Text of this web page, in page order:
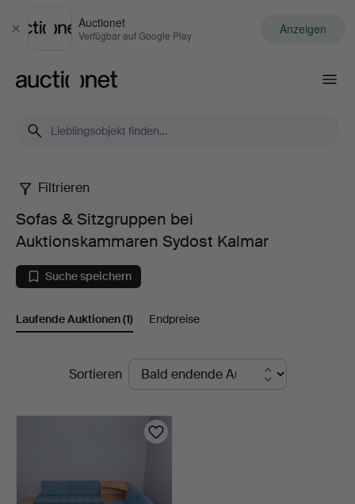
Schließen
Auctionet
Verfügbar auf Google Play Anzeigen
Sofas
Sitzgruppen
bei
Sydost
Kalmar
Filtrieren
Sofas & Sitzgruppen bei
Auktionskammaren Sydost Kalmar
Suche speichern
Laufende Auktionen(1) Endpreise
LaufendeSortieren